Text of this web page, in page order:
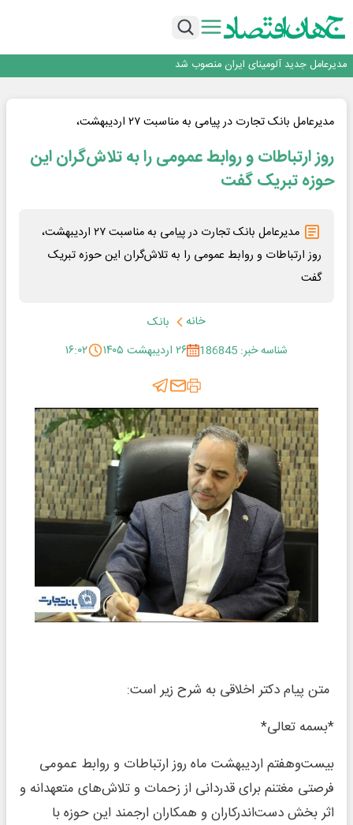
بازگشت فرش ماشینی به اصفهان پس از هفت سال؛ دو نمایشگاه تخصصی در شهر
مدیرعامل جدید آلومینای ایران منصوب شد
رونمایی فولاد غدیر نی ریز از سامانه ی « آقای پولاد»
بازگشت فرش ماشینی به اصفهان پس از هفت سال؛ دو نمایشگاه تخصصی در شهر
مدیرعامل بانک تجارت در پیامی به مناسبت ۲۷ اردیبهشت،
روز ارتباطات و روابط عمومی را به تلاش‌گران این
حوزه تبریک گفت
مدیرعامل بانک تجارت در پیامی به مناسبت ۲۷ اردیبهشت،
روز ارتباطات و روابط عمومی را به تلاش‌گران این حوزه تبریک
گفت
خانه
بانک
شناسه خبر: 186845
۲۶ اردیبهشت ۱۴۰۵ ۱۶:۰۲
متن پیام دکتر اخلاقی به شرح زیر است:
*بسمه تعالی*
بیست‌وهفتم اردیبهشت ماه روز ارتباطات و روابط عمومی
فرصتی مغتنم برای قدردانی از زحمات و تلاش‌های متعهدانه و
اثر بخش دست‌اندرکاران و همکاران ارجمند این حوزه با